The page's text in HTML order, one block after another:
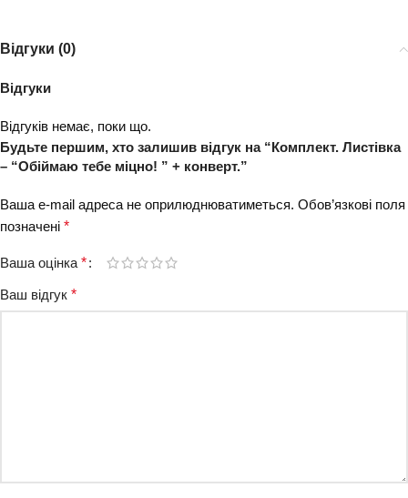
Відгуки (0)
Відгуки
Відгуків немає, поки що.
Будьте першим, хто залишив відгук на “Комплект. Листівка
– “Обіймаю тебе міцно! ” + конверт.”
Ваша e-mail адреса не оприлюднюватиметься. Обов’язкові поля
позначені *
Ваша оцінка *
Ваш відгук *